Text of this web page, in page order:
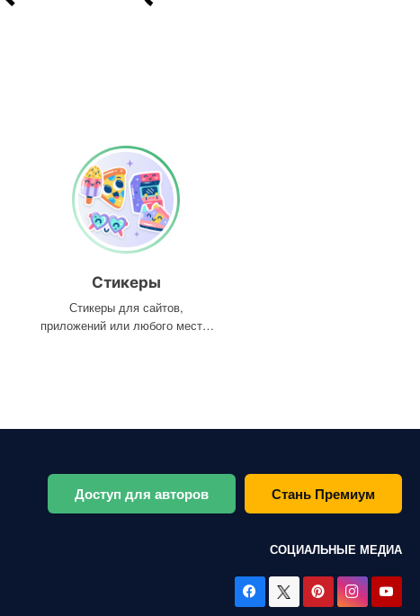
Стикеры
Стикеры для сайтов,
приложений или любого места,
Доступ для авторов Стань Премиум
СОЦИАЛЬНЫЕ МЕДИА